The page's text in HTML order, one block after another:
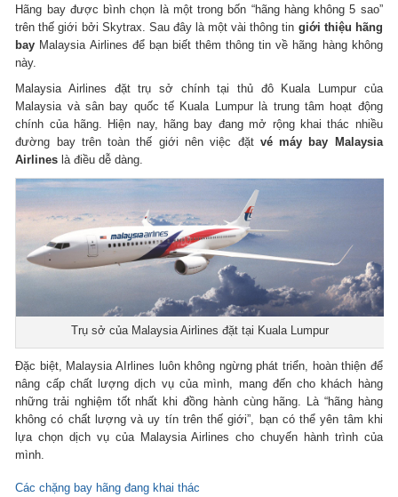
Hãng bay được bình chọn là một trong bốn “hãng hàng không 5 sao”
trên thế giới bởi Skytrax. Sau đây là một vài thông tin giới thiệu hãng
bay Malaysia Airlines để bạn biết thêm thông tin về hãng hàng không
này.
Malaysia Airlines đặt trụ sở chính tại thủ đô Kuala Lumpur của
Malaysia và sân bay quốc tế Kuala Lumpur là trung tâm hoạt động
chính của hãng. Hiện nay, hãng bay đang mở rộng khai thác nhiều
đường bay trên toàn thế giới nên việc đặt vé máy bay Malaysia
Airlines là điều dễ dàng.
Trụ sở của Malaysia Airlines đặt tại Kuala Lumpur
Đặc biệt, Malaysia AIrlines luôn không ngừng phát triển, hoàn thiện để
nâng cấp chất lượng dịch vụ của mình, mang đến cho khách hàng
những trải nghiệm tốt nhất khi đồng hành cùng hãng. Là “hãng hàng
không có chất lượng và uy tín trên thế giới”, bạn có thể yên tâm khi
lựa chọn dịch vụ của Malaysia Airlines cho chuyến hành trình của
mình.
Các chặng bay hãng đang khai thác